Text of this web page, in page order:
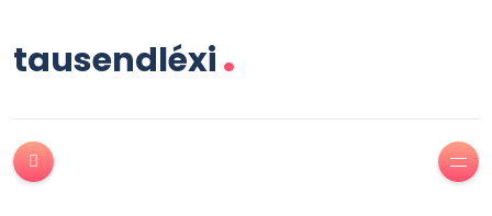
tausendléxi.